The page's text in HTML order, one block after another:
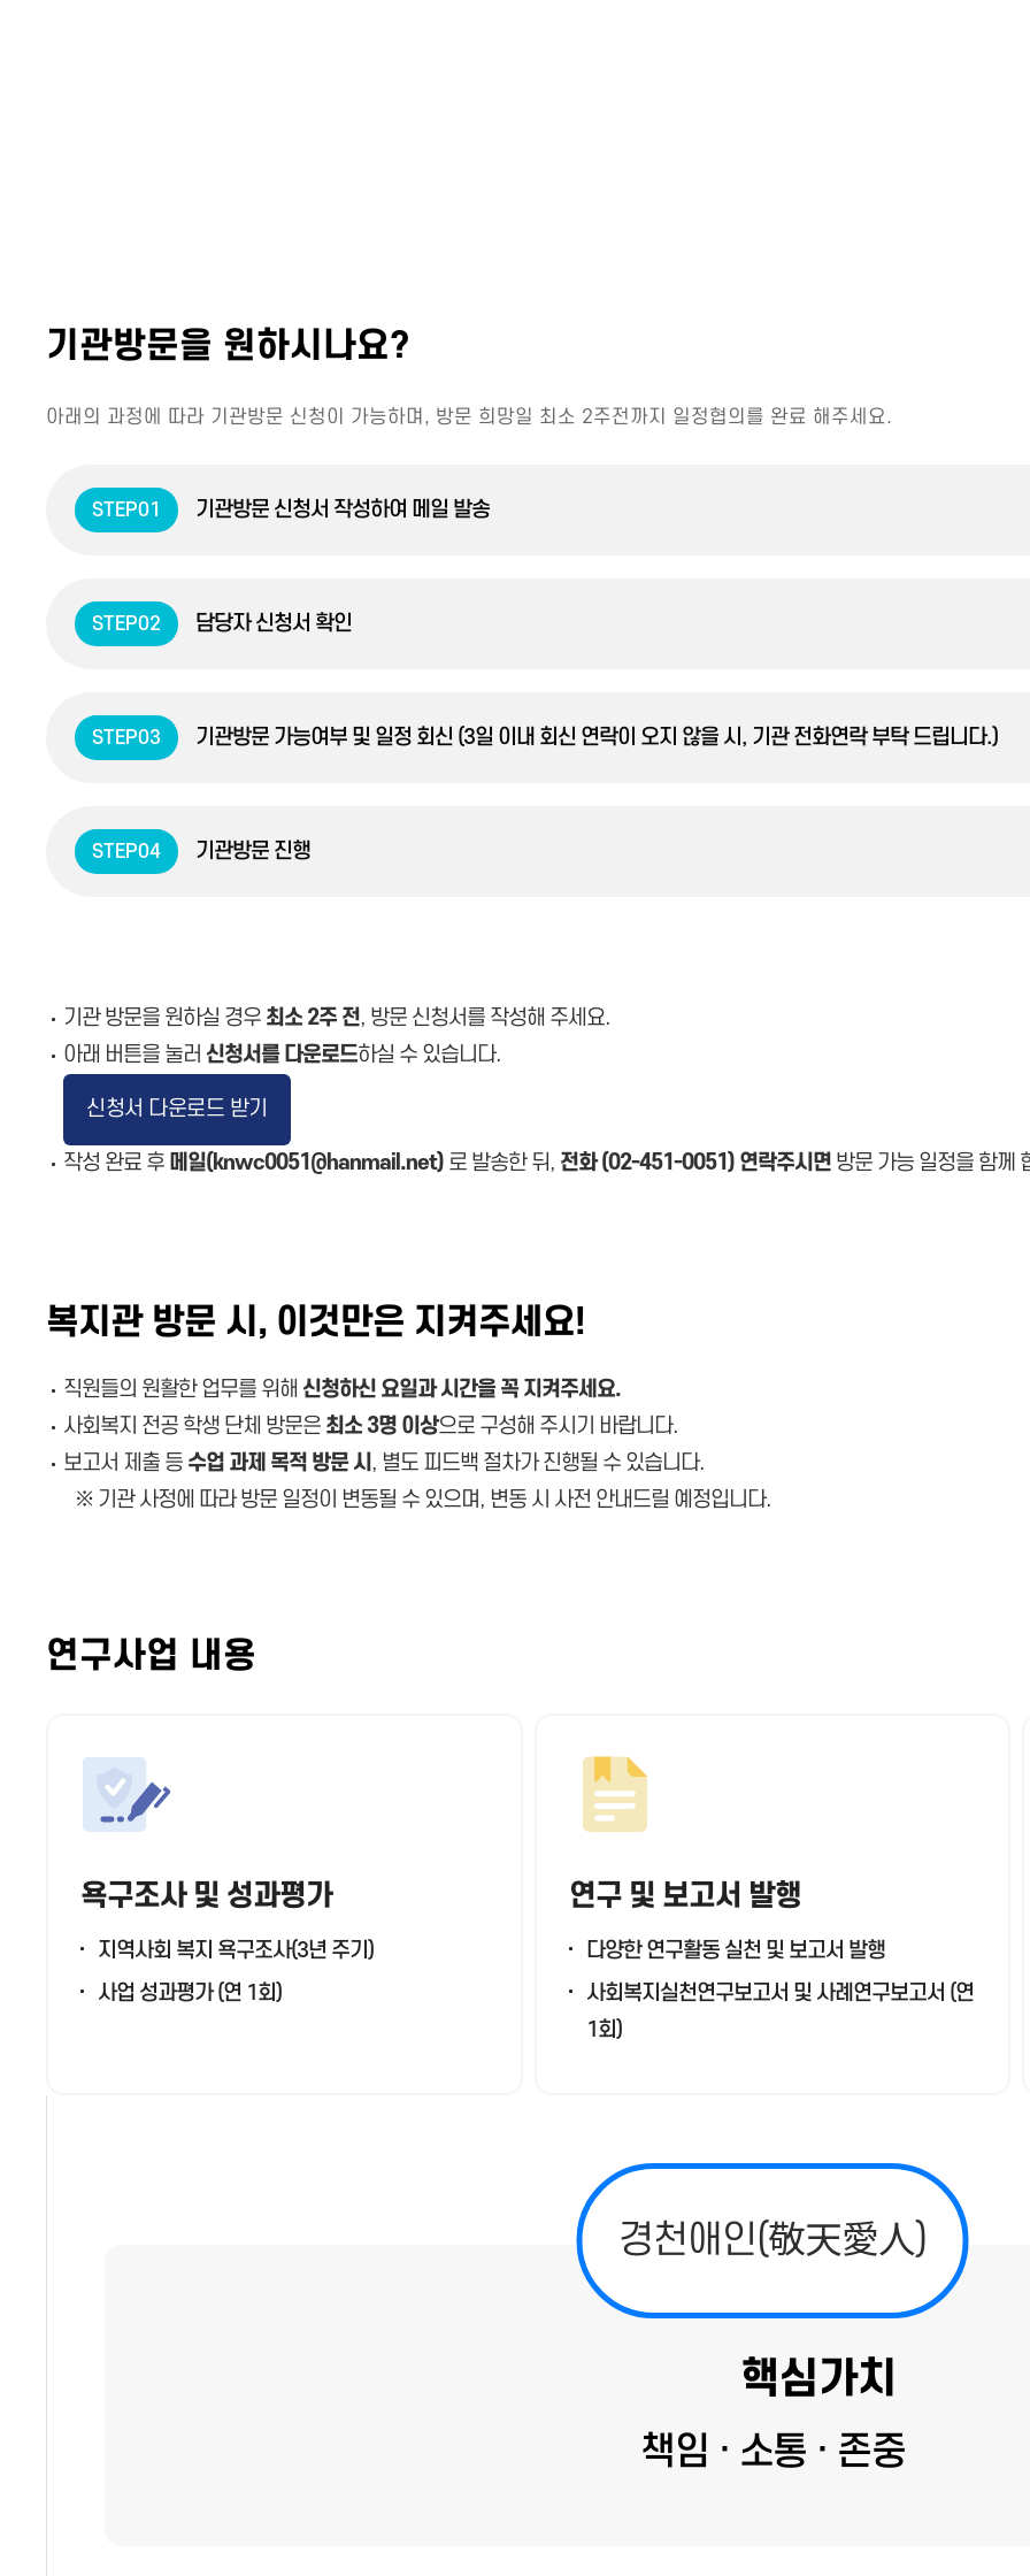
기관방문을 원하시나요?
아래의 과정에 따라 기관방문 신청이 가능하며, 방문 희망일 최소 2주전까지 일정협의를 완료 해주세요.
STEP01 기관방문 신청서 작성하여 메일 발송
STEP02 담당자 신청서 확인
STEP03 기관방문 가능여부 및 일정 회신 (3일 이내 회신 연락이 오지 않을 시, 기관 전화연락 부탁 드립니다.)
STEP04 기관방문 진행
기관 방문을 원하실 경우 최소 2주 전, 방문 신청서를 작성해 주세요.
아래 버튼을 눌러 신청서를 다운로드하실 수 있습니다.
신청서 다운로드 받기
작성 완료 후 메일(knwc0051@hanmail.net) 로 발송한 뒤, 전화 (02-451-0051) 연락주시면 방문 가능 일정을 함께
복지관 방문 시, 이것만은 지켜주세요!
직원들의 원활한 업무를 위해 신청하신 요일과 시간을 꼭 지켜주세요.
사회복지 전공 학생 단체 방문은 최소 3명 이상으로 구성해 주시기 바랍니다.
보고서 제출 등 수업 과제 목적 방문 시 , 별도 피드백 절차가 진행될 수 있습니다.
※ 기관 사정에 따라 방문 일정이 변동될 수 있으며, 변동 시 사전 안내드릴 예정입니다.
연구사업 내용
욕구조사 및 성과평가
지역사회 복지 욕구조사(3년 주기)
사업 성과평가 (연 1회)
연구 및 보고서 발행
다양한 연구활동 실천 및 보고서 발행
사회복지실천연구보고서 및 사례연구보고서 (연
1회)
핵심가치
책임 · 소통 · 존중
경천애인(敬天愛人)